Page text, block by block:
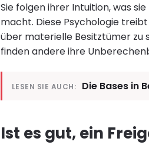
Sie folgen ihrer Intuition, was
macht. Diese Psychologie
über materielle Besitztümer zu
finden andere ihre
LESEN SIE AUCH: Die Bases in
Ist es gut, ein